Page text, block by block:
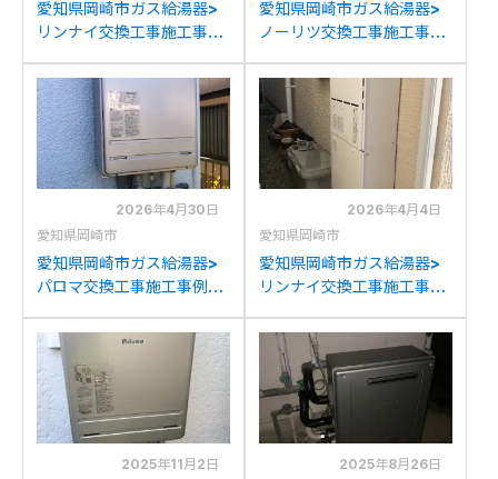
愛知県岡崎市ガス給湯器>
リンナイ交換工事施工事
C2442(S)AWXからリン
ナイRUF-UE240EAWへの
交換
愛知県岡崎市ガス給湯器>
ノーリツ交換工事施工事
2417SAWX6Hからノーリ
ツGTH-2454SAW6HBL
への交換
2026年4月30日
愛知県岡崎市
愛知県岡崎市ガス給湯器>
パロマ交換工事施工事例：
C2032SAWXからパロマ
FH-E2022SAWLへの交換
2026年4月4日
愛知県岡崎市
愛知県岡崎市ガス給湯器>
リンナイ交換工事施工事
2035SAWXからリンナイ
RVD-A2000SAW(B)への
交換
2025年11月2日
2025年8月26日